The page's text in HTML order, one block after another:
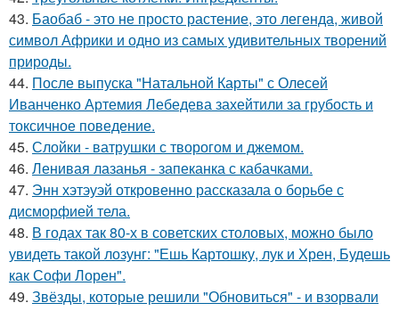
43. Баобаб - это не просто растение, это легенда, живой
символ Африки и одно из самых удивительных творений
природы.
44. После выпуска "Натальной Карты" с Олесей
Иванченко Артемия Лебедева захейтили за грубость и
токсичное поведение.
45. Слойки - ватрушки с творогом и джемом.
46. Ленивая лазанья - запеканка с кабачками.
47. Энн хэтэуэй откровенно рассказала о борьбе с
дисморфией тела.
48. В годах так 80-х в советских столовых, можно было
увидеть такой лозунг: "Ешь Картошку, лук и Хрен, Будешь
как Софи Лорен".
49. Звёзды, которые решили "Обновиться" - и взорвали